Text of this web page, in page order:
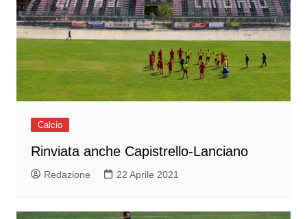
Calcio
Rinviata anche Capistrello-Lanciano
Redazione 22 Aprile 2021